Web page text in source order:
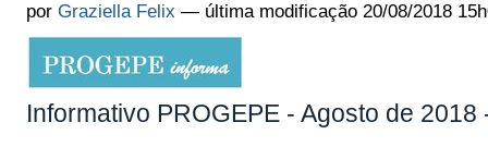
porGraziella Felix — última modificação 20/08/2018
Informativo PROGEPE - Agosto de 2018